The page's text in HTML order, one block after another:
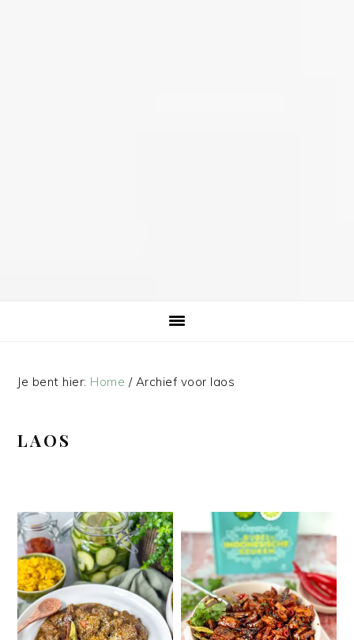
Je bent hier: Home /Archief voor laos
LAOS